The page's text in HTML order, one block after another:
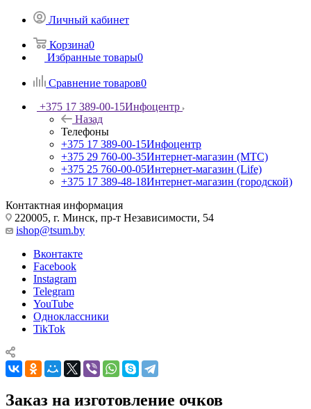
Личный кабинет
Корзина0
Избранные товары0
Сравнение товаров0
+375 17 389-00-15Инфоцентр
Назад
Телефоны
+375 17 389-00-15Инфоцентр
+375 29 760-00-35Интернет-магазин (МТС)
+375 25 760-00-05Интернет-магазин (Life)
+375 17 389-48-18Интернет-магазин (городской)
Контактная информация
220005, г. Минск, пр-т Независимости, 54
ishop@tsum.by
Вконтакте
Facebook
Instagram
Telegram
YouTube
Одноклассники
TikTok
Заказ на изготовление очков